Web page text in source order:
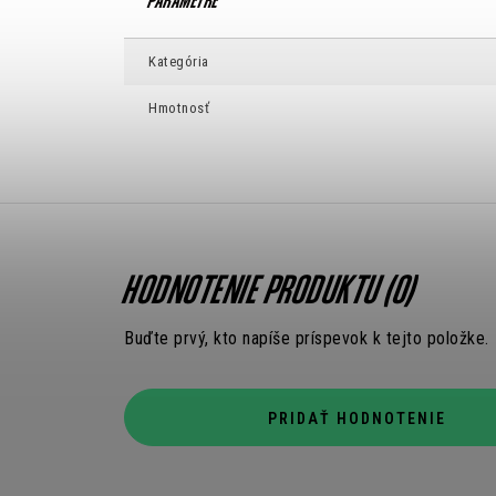
Kategória
Hmotnosť
HODNOTENIE PRODUKTU (0)
Buďte prvý, kto napíše príspevok k tejto položke.
PRIDAŤ HODNOTENIE